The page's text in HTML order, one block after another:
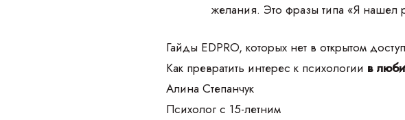
желания. Это фразы типа «Я нашел
Гайды EDPRO, которых нет в открытом
Как превратить интерес к психологии в
Алина Степанчук
Психолог с 15-летним